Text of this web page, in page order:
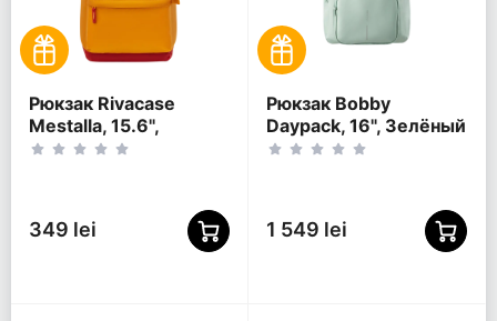
Рюкзак Rivacase
Mestalla, 15.6",
Золотой
349 lei
Рюкзак Bobby
Daypack, 16", Зелёный
1 549 lei